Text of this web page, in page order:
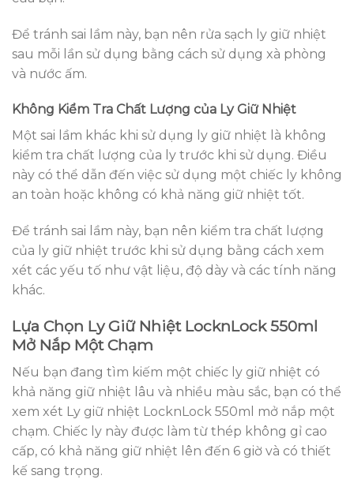
Để tránh sai lầm này, bạn nên rửa sạch ly giữ nhiệt
sau mỗi lần sử dụng bằng cách sử dụng xà phòng
và nước ấm.
Không Kiểm Tra Chất Lượng của Ly Giữ Nhiệt
Một sai lầm khác khi sử dụng ly giữ nhiệt là không
kiểm tra chất lượng của ly trước khi sử dụng. Điều
này có thể dẫn đến việc sử dụng một chiếc ly không
an toàn hoặc không có khả năng giữ nhiệt tốt.
Để tránh sai lầm này, bạn nên kiểm tra chất lượng
của ly giữ nhiệt trước khi sử dụng bằng cách xem
xét các yếu tố như vật liệu, độ dày và các tính năng
khác.
Lựa Chọn Ly Giữ Nhiệt LocknLock 550ml
Mở Nắp Một Chạm
Nếu bạn đang tìm kiếm một chiếc ly giữ nhiệt có
khả năng giữ nhiệt lâu và nhiều màu sắc, bạn có thể
xem xét Ly giữ nhiệt LocknLock 550ml mở nắp một
chạm. Chiếc ly này được làm từ thép không gỉ cao
cấp, có khả năng giữ nhiệt lên đến 6 giờ và có thiết
kế sang trọng.